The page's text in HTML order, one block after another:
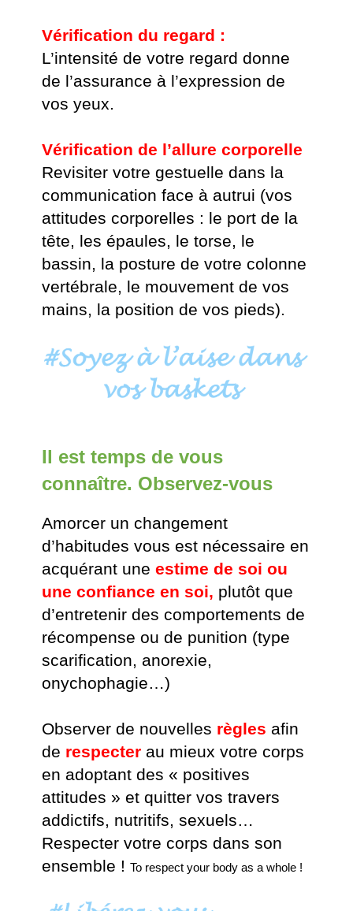
Vérification du regard :
L’intensité de votre regard donne
de l’assurance à l’expression de
vos yeux.
Vérification de l’allure corporelle
Revisiter votre gestuelle dans la
communication face à autrui (vos
attitudes corporelles : le port de la
tête, les épaules, le torse, le
bassin, la posture de votre colonne
vertébrale, le mouvement de vos
mains, la position de vos pieds).
Il est temps de vous
connaître. Observez-vous
Amorcer un changement
d’habitudes vous est nécessaire en
acquérant une estime de soi ou
une confiance en soi, plutôt que
d’entretenir des comportements de
récompense ou de punition (type
scarification, anorexie,
onychophagie…)
Observer de nouvelles règles afin
de respecter au mieux votre corps
en adoptant des « positives
attitudes » et quitter vos travers
addictifs, nutritifs, sexuels…
Respecter votre corps dans son
ensemble ! To respect your body as a whole !